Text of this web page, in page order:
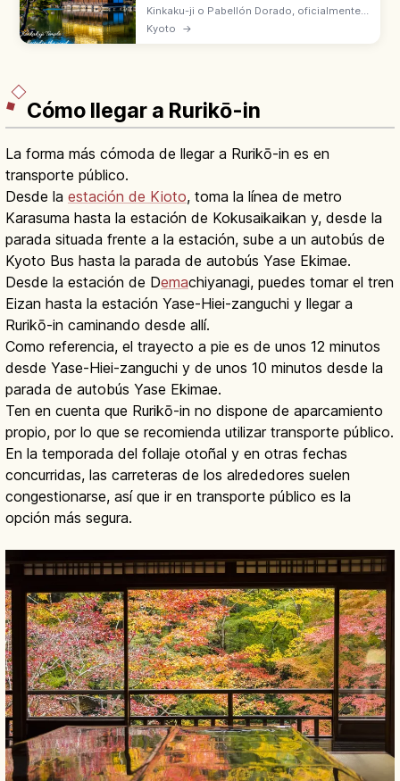
Kinkaku-ji o Pabellón Dorado, oficialmente
Rokuon-ji, es el templo de Kioto con un
Shariden de tres pisos cubierto de pan de
Kyoto →
Cómo llegar a Rurikō-in
La forma más cómoda de llegar a Rurikō-in es en
transporte público.
Desde la estación de Kioto, toma la línea de metro
Karasuma hasta la estación de Kokusaikaikan y, desde la
parada situada frente a la estación, sube a un autobús de
Kyoto Bus hasta la parada de autobús Yase Ekimae.
Desde la estación de Demachiyanagi, puedes tomar el tren
Eizan hasta la estación Yase-Hiei-zanguchi y llegar a
Rurikō-in caminando desde allí.
Como referencia, el trayecto a pie es de unos 12 minutos
desde Yase-Hiei-zanguchi y de unos 10 minutos desde la
parada de autobús Yase Ekimae.
Ten en cuenta que Rurikō-in no dispone de aparcamiento
propio, por lo que se recomienda utilizar transporte público.
En la temporada del follaje otoñal y en otras fechas
concurridas, las carreteras de los alrededores suelen
congestionarse, así que ir en transporte público es la
opción más segura.